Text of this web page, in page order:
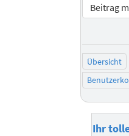
Beitrag
Übersicht
Ihr